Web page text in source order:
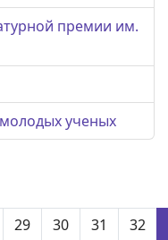
премии им.
ученых
29 30 31 32